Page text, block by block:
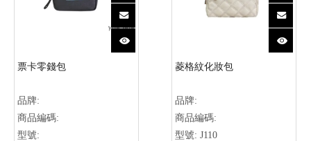
票卡零錢包
品牌:
商品編碼:
型號:
菱格紋化妝包
品牌:
商品編碼:
型號: J110